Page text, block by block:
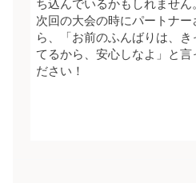
ち込んでいるかもしれません
次回の大会の時にパートナ
ら、「お前のふんばりは、
てるから、安心しなよ」と言
ださい！